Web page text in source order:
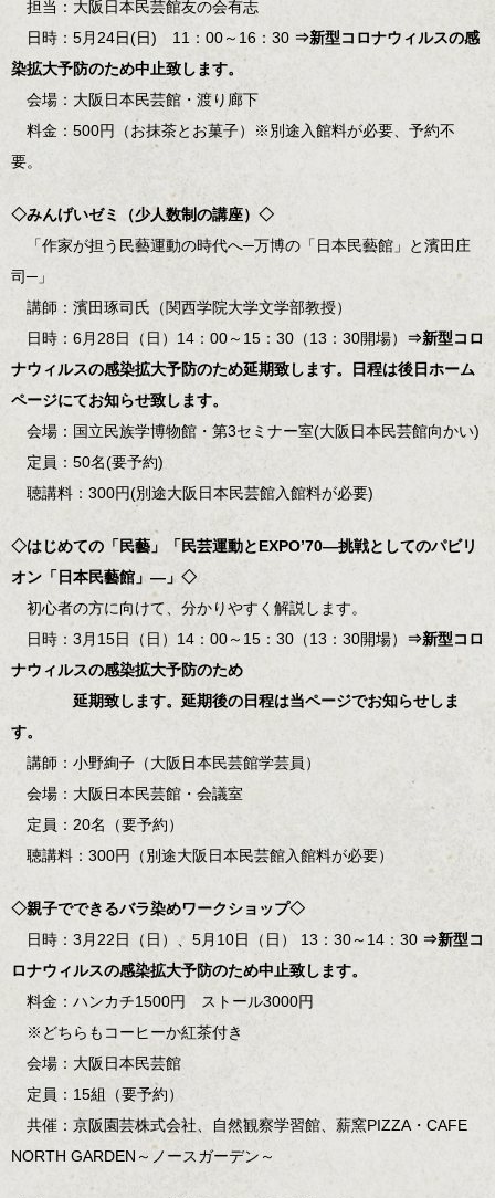
担当：大阪日本民芸館友の会有志
日時：5月24日(日) 11：00～16：30 ⇒新型コロナウィルスの感
染拡大予防のため中止致します。
会場：大阪日本民芸館・渡り廊下
料金：500円（お抹茶とお菓子）※別途入館料が必要、予約不
要。
◇みんげいゼミ（少人数制の講座）◇
「作家が担う民藝運動の時代へ─万博の「日本民藝館」と濱田庄
司─」
講師：濱田琢司氏（関西学院大学文学部教授）
日時：6月28日（日）14：00～15：30（13：30開場） ⇒新型コロ
ナウィルスの感染拡大予防のため延期致します。日程は後日ホーム
ページにてお知らせ致します。
会場：国立民族学博物館・第3セミナー室(大阪日本民芸館向かい)
定員：50名(要予約)
聴講料：300円(別途大阪日本民芸館入館料が必要)
◇はじめての「民藝」「民芸運動とEXPO’70―挑戦としてのパビリ
オン「日本民藝館」―」◇
初心者の方に向けて、分かりやすく解説します。
日時：3月15日（日）14：00～15：30（13：30開場） ⇒新型コロ
ナウィルスの感染拡大予防のため
延期致します。延期後の日程は当ページでお知らせしま
す。
講師：小野絢子（大阪日本民芸館学芸員）
会場：大阪日本民芸館・会議室
定員：20名（要予約）
聴講料：300円（別途大阪日本民芸館入館料が必要）
◇親子でできるバラ染めワークショップ◇
日時：3月22日（日）、5月10日（日） 13：30～14：30 ⇒新型コ
ロナウィルスの感染拡大予防のため中止致します。
料金：ハンカチ1500円 ストール3000円
※どちらもコーヒーか紅茶付き
会場：大阪日本民芸館
定員：15組（要予約）
共催：京阪園芸株式会社、自然観察学習館、薪窯PIZZA・CAFE
NORTH GARDEN～ノースガーデン～